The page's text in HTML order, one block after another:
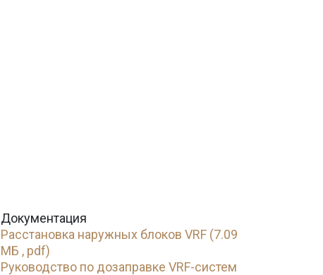
Документация
Расстановка наружных блоков VRF (7.09
МБ , pdf)
Руководство по дозаправке VRF-систем